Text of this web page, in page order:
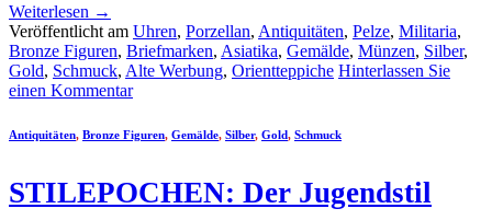
Weiterlesen →
Veröffentlicht am Uhren, Porzellan, Antiquitäten, Pelze, Militaria,
Bronze Figuren, Briefmarken, Asiatika, Gemälde, Münzen, Silber,
Gold, Schmuck, Alte Werbung, Orientteppiche Hinterlassen Sie
einen Kommentar
Antiquitäten, Bronze Figuren, Gemälde, Silber, Gold, Schmuck
STILEPOCHEN: Der Jugendstil